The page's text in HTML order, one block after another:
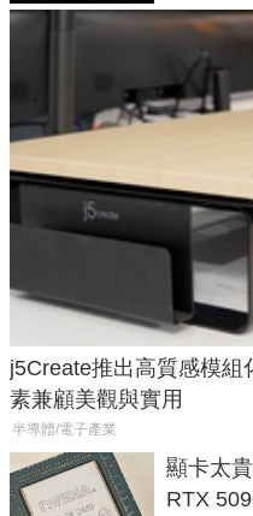
j5Create推出高質感模組
素兼顧美觀與實用
半導體/電子產業
顯卡太
RTX